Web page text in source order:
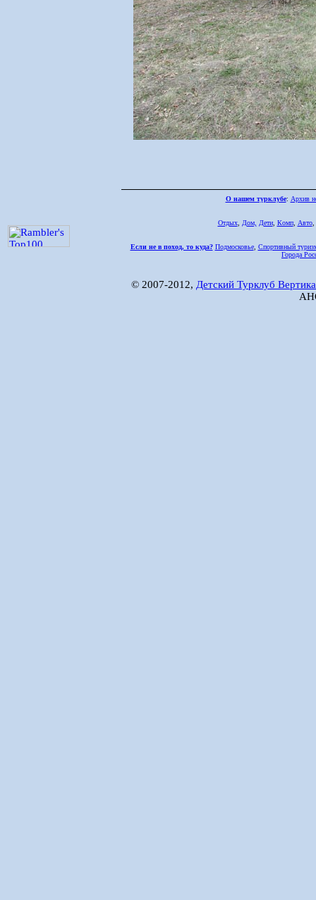
О нашем турклубе: Архив
Отдых, Дом, Дети, Комп, Авто,
Если не в поход, то куда? Подмосковье, Спортивный
Города
© 2007-2012, Детский Турклуб